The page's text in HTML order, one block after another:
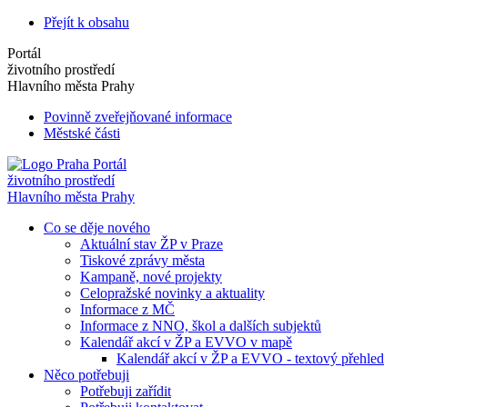
Přejít k obsahu
Portál
životního prostředí
Hlavního města Prahy
Povinně zveřejňované informace
Městské části
Portál
životního prostředí
Hlavního města Prahy
Co se děje nového
Aktuální stav ŽP v Praze
Tiskové zprávy města
Kampaně, nové projekty
Celopražské novinky a aktuality
Informace z MČ
Informace z NNO, škol a dalších subjektů
Kalendář akcí v ŽP a EVVO v mapě
Kalendář akcí v ŽP a EVVO - textový přehled
Něco potřebuji
Potřebuji zařídit